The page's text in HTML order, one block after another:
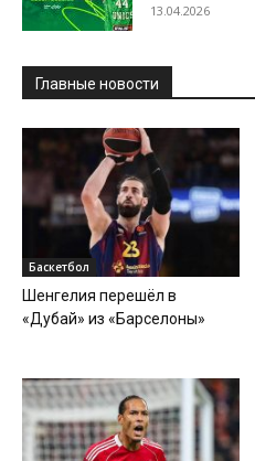
13.04.2026
Главные новости
Баскетбол
Шенгелия перешёл в
«Дубай» из «Барселоны»